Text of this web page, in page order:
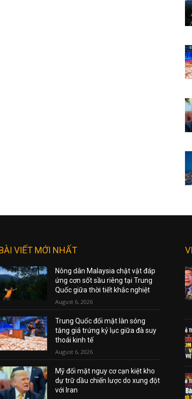
VIẾT MỚI NHẤT
Nông dân Malaysia chật vật đáp
ứng cơn sốt sầu riêng tại Trung
Quốc giữa thời tiết khắc nghiệt
August 6, 2026
Trung Quốc đối mặt làn sóng
tăng giá trứng kỷ lục giữa đà suy
thoái kinh tế
August 6, 2026
Mỹ đối mặt nguy cơ cạn kiệt kho
dự trữ dầu chiến lược do xung đột
với Iran